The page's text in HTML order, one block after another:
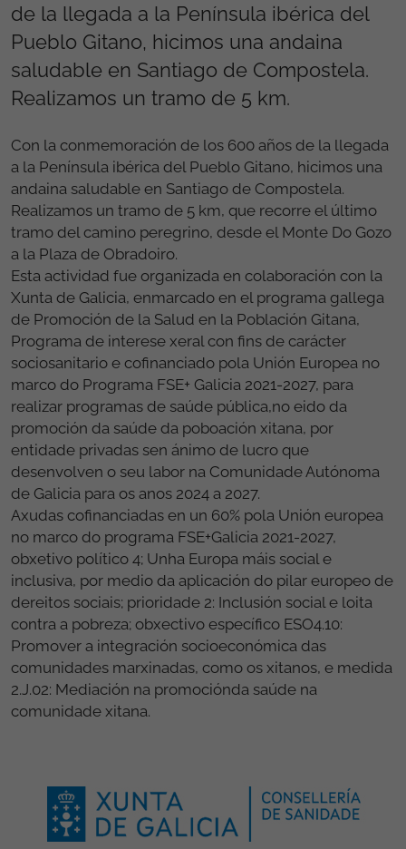
de la llegada a la Península ibérica del
Pueblo Gitano, hicimos una andaina
saludable en Santiago de Compostela.
Realizamos un tramo de 5 km.
Con la conmemoración de los 600 años de la llegada
a la Península ibérica del Pueblo Gitano, hicimos una
andaina saludable en Santiago de Compostela.
Realizamos un tramo de 5 km, que recorre el último
tramo del camino peregrino, desde el Monte Do Gozo
a la Plaza de Obradoiro.
Esta actividad fue organizada en colaboración con la
Xunta de Galicia, enmarcado en el programa gallega
de Promoción de la Salud en la Población Gitana,
Programa de interese xeral con fins de carácter
sociosanitario e cofinanciado pola Unión Europea no
marco do Programa FSE+ Galicia 2021-2027, para
realizar programas de saúde pública,no eido da
promoción da saúde da poboación xitana, por
entidade privadas sen ánimo de lucro que
desenvolven o seu labor na Comunidade Autónoma
de Galicia para os anos 2024 a 2027.
Axudas cofinanciadas en un 60% pola Unión europea
no marco do programa FSE+Galicia 2021-2027,
obxetivo político 4; Unha Europa máis social e
inclusiva, por medio da aplicación do pilar europeo de
dereitos sociais; prioridade 2: Inclusión social e loita
contra a pobreza; obxectivo específico ESO4.10:
Promover a integración socioeconómica das
comunidades marxinadas, como os xitanos, e medida
2.J.02: Mediación na promociónda saúde na
comunidade xitana.